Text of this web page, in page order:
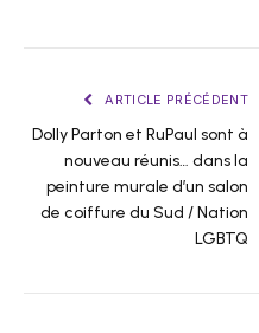
ARTICLE PRÉCÉDENT
Dolly Parton et RuPaul sont à
nouveau réunis… dans la
peinture murale d’un salon
de coiffure du Sud / Nation
LGBTQ